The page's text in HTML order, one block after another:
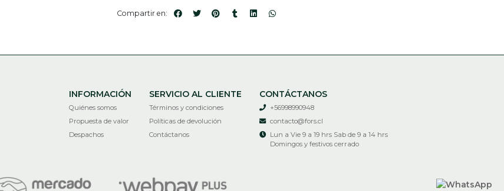
Compartir en:
INFORMACIÓN
Quiénes somos
Propuesta de valor
Despachos
SERVICIO AL CLIENTE
Términos y condiciones
Políticas de devolución
Contáctanos
CONTÁCTANOS
+56998990948
contacto@fors.cl
Lun a Vie 9 a 19 hrs Sab de 9 a 14 hrs
Domingos y festivos cerrado